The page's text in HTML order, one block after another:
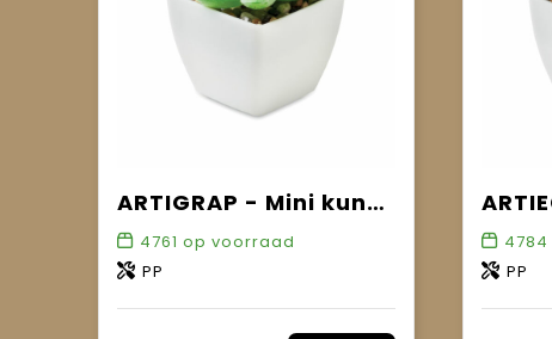
ARTIGRAP - Mini kunstplant
4761 op voorraad
PP
4784
PP